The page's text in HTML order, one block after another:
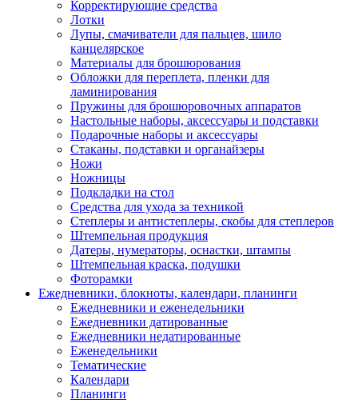
Корректирующие средства
Лотки
Лупы, смачиватели для пальцев, шило
канцелярское
Материалы для брошюрования
Обложки для переплета, пленки для
ламинирования
Пружины для брошюровочных аппаратов
Настольные наборы, аксессуары и подставки
Подарочные наборы и аксессуары
Стаканы, подставки и органайзеры
Ножи
Ножницы
Подкладки на стол
Средства для ухода за техникой
Степлеры и антистеплеры, скобы для степлеров
Штемпельная продукция
Датеры, нумераторы, оснастки, штампы
Штемпельная краска, подушки
Фоторамки
Ежедневники, блокноты, календари, планинги
Ежедневники и еженедельники
Ежедневники датированные
Ежедневники недатированные
Еженедельники
Тематические
Календари
Планинги